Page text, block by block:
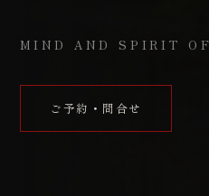
MIND AND SPIRIT
ご予約・問合せ